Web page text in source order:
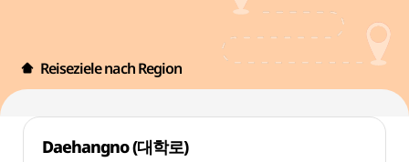
Reiseziele nach Region
Daehangno (대학로)